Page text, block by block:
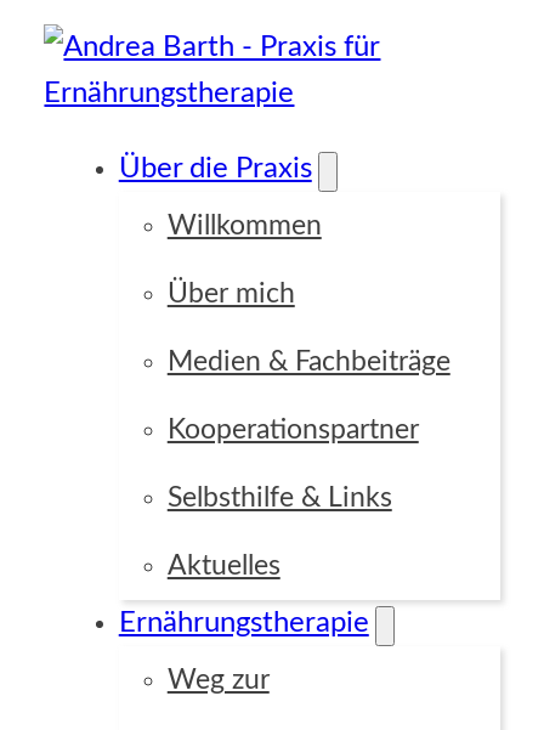
Über die Praxis
Willkommen
Über mich
Medien & Fachbeiträge
Kooperationspartner
Selbsthilfe & Links
Aktuelles
Ernährungstherapie
Weg zur